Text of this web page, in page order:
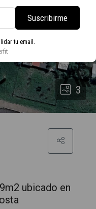
Suscribirme
tu email.
3
ubicado en